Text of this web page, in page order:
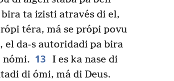
ta izisti através di el,
téra, má se própi povu
el da-s autoridadi pa bira
nómi. 13
I es ka nase di
di ómi, má di Deus.